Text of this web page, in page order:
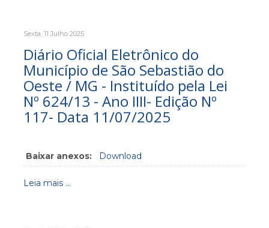
Sexta, 11 Julho 2025
Diário Oficial Eletrônico do
Município de São Sebastião do
Oeste / MG - Instituído pela Lei
Nº 624/13 - Ano IIII- Edição Nº
117- Data 11/07/2025
Baixar anexos: Download
Leia mais ...